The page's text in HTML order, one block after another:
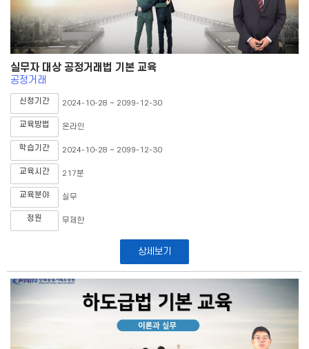
실무자 대상 공정거래법 기본 교육
공정거래
신청기간 2024-10-28 ~ 2099-12-30
교육방법 온라인
학습기간 2024-10-28 ~ 2099-12-30
교육시간 217분
교육분야 실무
정원 무제한
상세보기